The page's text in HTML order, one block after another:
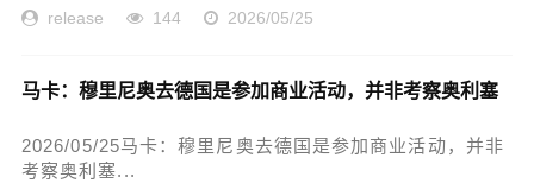
release 144 2026/05/25
马卡：穆里尼奥去德国是参加商业活动，并非考察奥利塞
2026/05/25马卡：穆里尼奥去德国是参加商业活动，并非
考察奥利塞...